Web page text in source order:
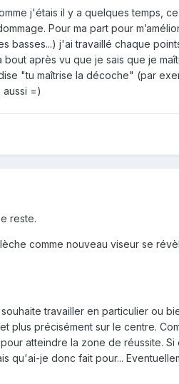
j'étais il y a quelques temps,
Pour ma part pour
basses...) j'ai travaillé chaque
après vu que je sais que je
"tu maîtrise la décoche" (par
=)
reste.
comme nouveau viseur se
travailler en particulier ou
plus précisément sur le centre.
atteindre la zone de réussite.
qu'ai-je donc fait pour...